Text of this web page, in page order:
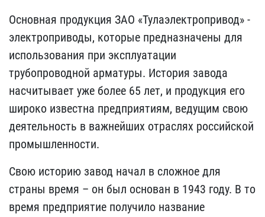
Основная продукция ЗАО «Тулаэлектропривод» -
электроприводы, которые предназначены для
использования при эксплуатации
трубопроводной арматуры. История завода
насчитывает уже более 65 лет, и продукция его
широко известна предприятиям, ведущим свою
деятельность в важнейших отраслях российской
промышленности.
Свою историю завод начал в сложное для
страны время – он был основан в 1943 году. В то
время предприятие получило название